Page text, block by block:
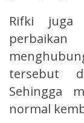
Rifki juga
tersebut
Sehingga
normal